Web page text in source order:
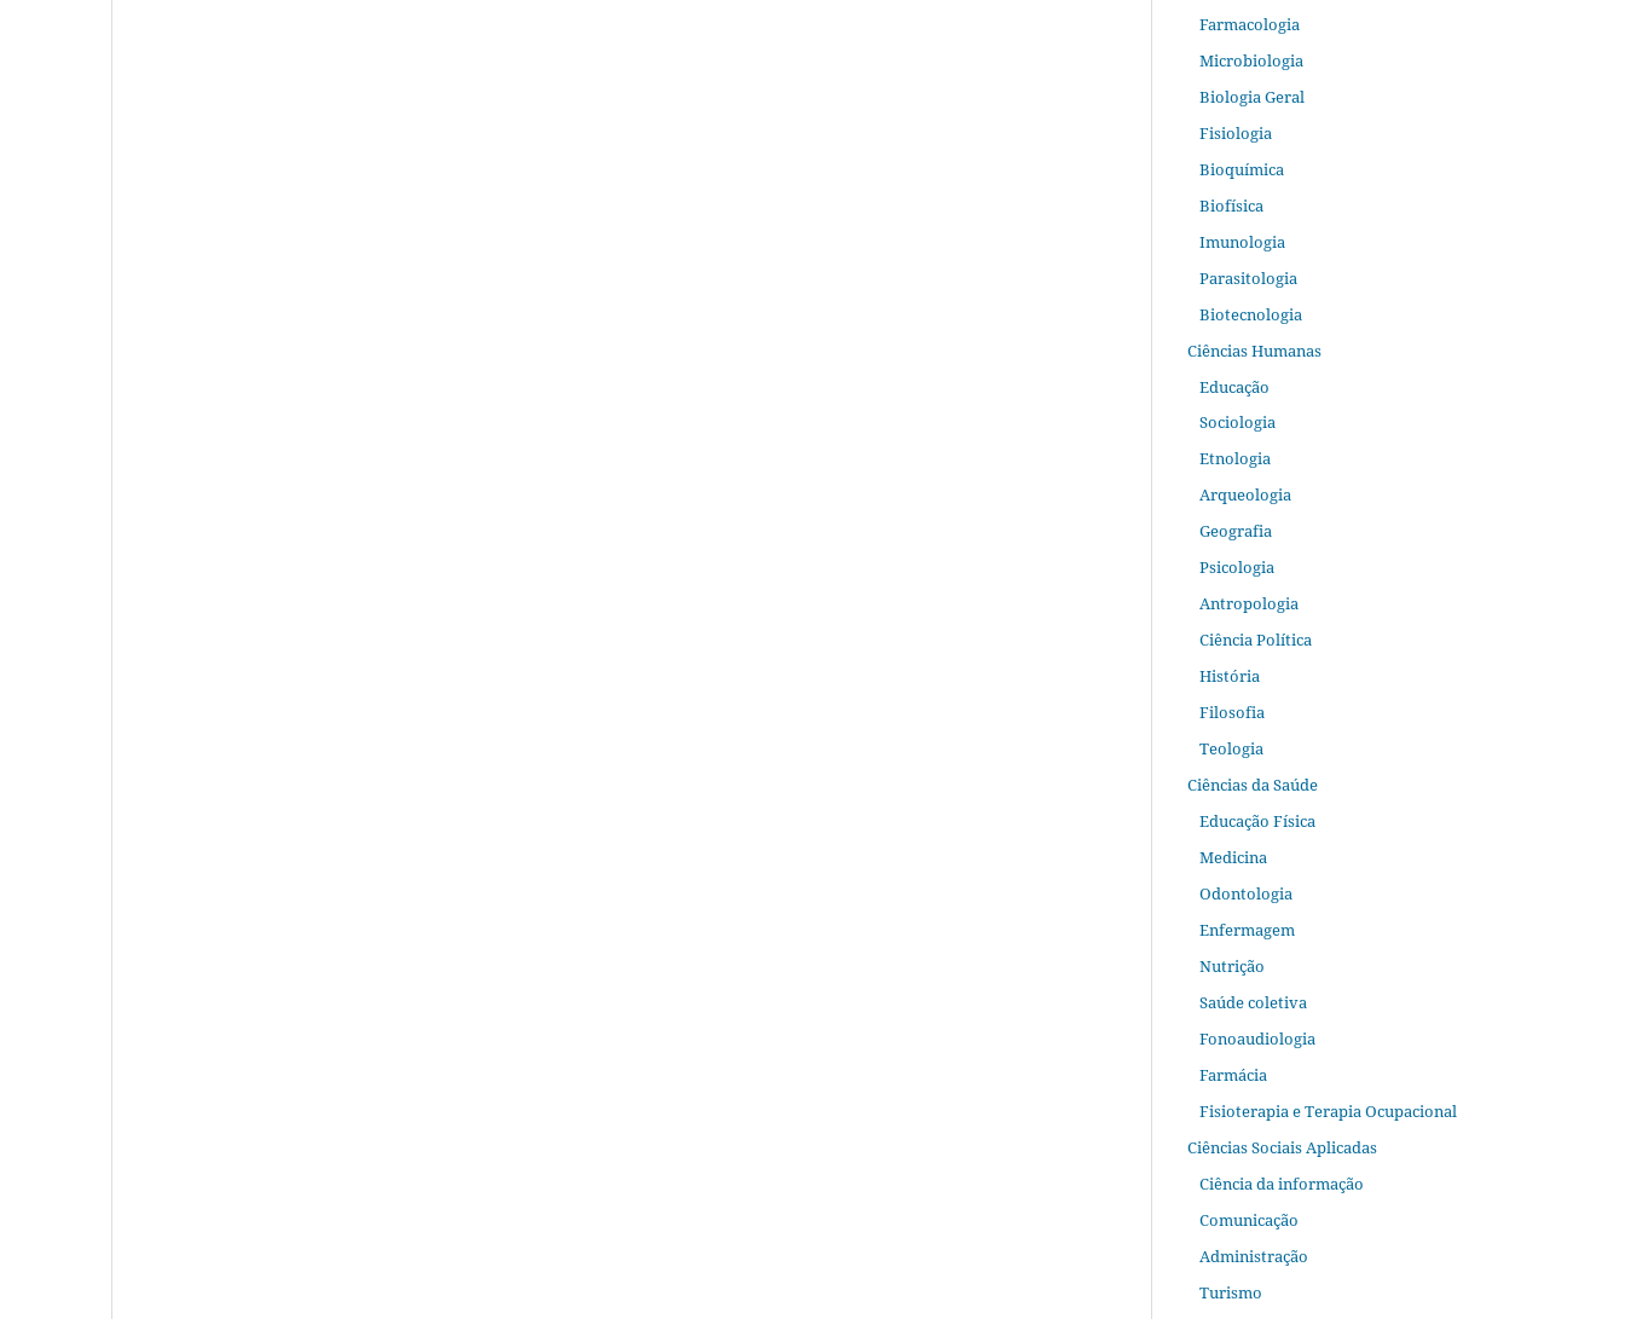
Farmacologia
Microbiologia
Biologia Geral
Fisiologia
Bioquímica
Biofísica
Imunologia
Parasitologia
Biotecnologia
Ciências Humanas
Educação
Sociologia
Etnologia
Arqueologia
Geografia
Psicologia
Antropologia
Ciência Política
História
Filosofia
Teologia
Ciências da Saúde
Educação Física
Medicina
Odontologia
Enfermagem
Nutrição
Saúde coletiva
Fonoaudiologia
Farmácia
Fisioterapia e Terapia Ocupacional
Ciências Sociais Aplicadas
Ciência da informação
Comunicação
Administração
Turismo